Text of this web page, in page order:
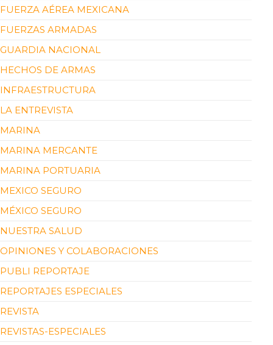
FUERZA AÉREA MEXICANA
FUERZAS ARMADAS
GUARDIA NACIONAL
HECHOS DE ARMAS
INFRAESTRUCTURA
LA ENTREVISTA
MARINA
MARINA MERCANTE
MARINA PORTUARIA
MEXICO SEGURO
MÉXICO SEGURO
NUESTRA SALUD
OPINIONES Y COLABORACIONES
PUBLI REPORTAJE
REPORTAJES ESPECIALES
REVISTA
REVISTAS-ESPECIALES